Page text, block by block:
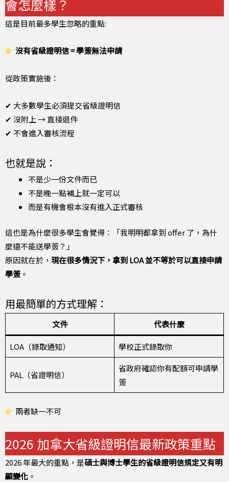
會怎麼樣？
這是目前最多學生忽略的重點:
沒有省級證明信 = 學簽無法申請
從政策實施後：
✔ 大多數學生必須提交省級證明信
✔ 沒附上 → 直接退件
✔ 不會進入審核流程
也就是說：
不是少一份文件而已
不是晚一點補上就一定可以
而是有機會根本沒有進入正式審核
這也是為什麼很多學生會覺得：「我明明都拿到 offer 了，為什
麼還不能送學簽？」
原因就在於， 現在很多情況下，拿到 LOA 並不等於可以直接申請
學簽。
用最簡單的方式理解：
文件 代表什麼
LOA（錄取通知） 學校正式錄取你
PAL（省證明信）
省政府確認你有配額可申請學
簽
兩者缺一不可
2026 加拿大省級證明信最新政策重點
2026 年最大的重點，是碩士與博士學生的省級證明信規定又有明
顯變化 。